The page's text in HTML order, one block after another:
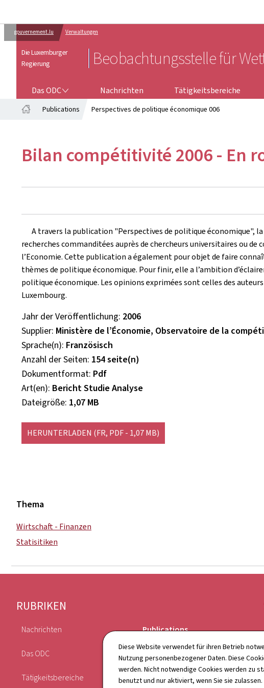
Diese Website verwendet für ihren Betrieb
Nutzung personenbezogener Daten. Diese
werden. Nicht notwendige Cookies werden zu
benutzt und nur aktiviert, wenn Sie sie zulassen.
gouvernement.lu Verwaltungen
Die Luxemburger
Regierung
Beobachtungsstelle für
Das ODC Nachrichten
Tätigkeitsbereiche
Publications Perspectives de politique économique 006
Bilan compétitivité 2006 - En
A travers la publication "Perspectives de politique économique",
recherches commanditées auprès de chercheurs universitaires ou
l’Economie. Cette publication a également pour objet de faire
thèmes de politique économique. Pour finir, elle a l’ambition
politique économique. Les opinions exprimées sont celles des
Luxembourg.
Jahr der Veröffentlichung 2006
Supplier Ministère de l’Économie, Observatoire de la
Sprache(n) Französisch
Anzahl der Seiten 154 seite(n)
Dokumentformat Pdf
Art(en) Bericht Studie Analyse
Dateigröße 1,07 MB
HERUNTERLADEN (FR, PDF - 1,07 MB)
Thema
Wirtschaft - Finanzen
Statisitiken
Footer
RUBRIKEN
Nachrichten
Das ODC
Tätigkeitsbereiche
Publications
Verzeichnis